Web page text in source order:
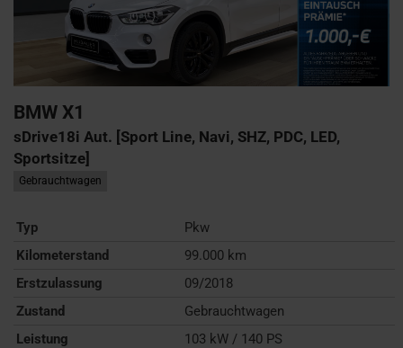
BMW X1
sDrive18i Aut. [Sport Line, Navi, SHZ, PDC, LED,
Sportsitze]
Gebrauchtwagen
Typ
Pkw
Kilometerstand
99.000 km
Erstzulassung
09/2018
Zustand
Gebrauchtwagen
Leistung
103 kW / 140 PS